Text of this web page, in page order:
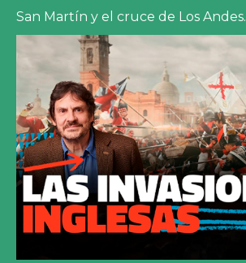
San Martín y el cruce de Los Andes.